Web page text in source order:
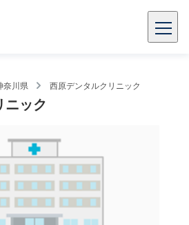
奈川県 西原デンタルクリニック
ニック